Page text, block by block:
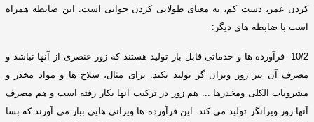
کردن عمر، دست کم، به معنای طولانی کردن جوانی است
این ضابطه همراه
است با ضابطه های دیگر :
10/2-
فرآورده ها و خدماتی قابل باز تولید هستند که زور عنصری از آنها نباشد و
مصرف آن نیز زور ویران گر تولید نکند
برای مثال، سلاح ها و مواد مخدر و
مشروبات الکلی ومخدرها
هم زور در ترکیب آنها بکار رفته است و هم مصرف
آنها زور ویرانگر تولید می کند
این فرآورده ها ویرانی هایی ببار می آورند که بسا